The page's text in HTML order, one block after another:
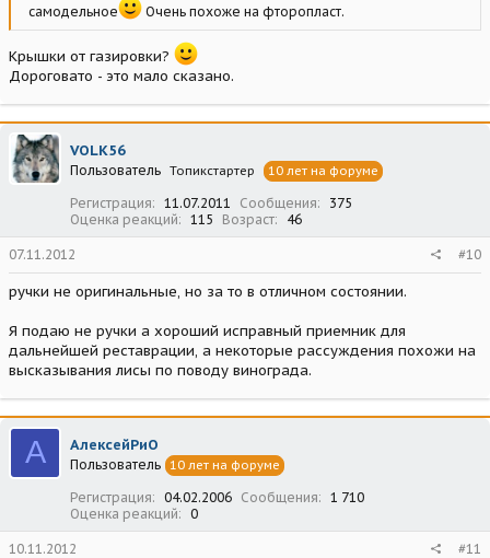
самодельное
Очень похоже на фторопласт.
Крышки от газировки?
Дороговато - это мало сказано.
VOLK56
Пользователь Топикстартер 10 лет на форуме
Регистрация 11.07.2011 Сообщения
375
Оценка реакций
115 Возраст 46
07.11.2012 #10
ручки не оригинальные, но за то в отличном состоянии.
Я подаю не ручки а хороший исправный приемник для
дальнейшей реставрации, а некоторые рассуждения похожи на
высказывания лисы по поводу винограда.
А АлексейРиО
Пользователь 10 лет на форуме
Регистрация 04.02.2006 Сообщения
1 710
Оценка реакций
0
10.11.2012 #11